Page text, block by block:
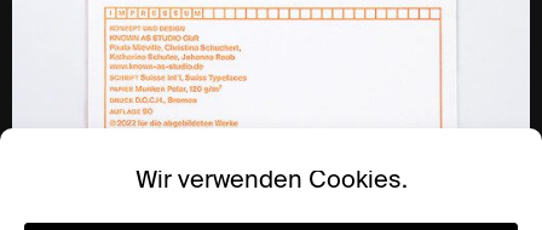
Wir verwenden Cookies.